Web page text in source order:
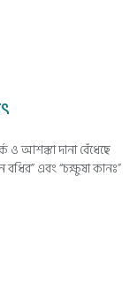
ও আশঙ্কা দানা বেঁধেছে
বধির” এবং “চক্ষুষা কানঃ”